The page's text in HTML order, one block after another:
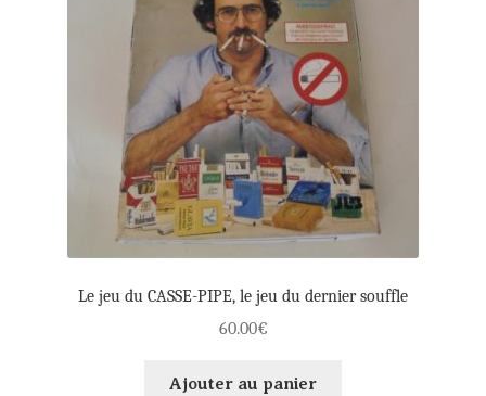
Le jeu du CASSE-PIPE, le jeu du dernier souffle
60.00€
Ajouter au panier